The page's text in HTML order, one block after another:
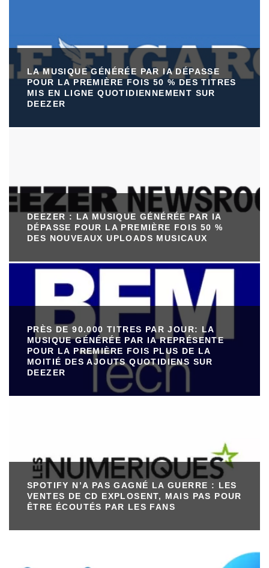
LA MUSIQUE GÉNÉRÉE PAR IA DÉPASSE
POUR LA PREMIÈRE FOIS 50 % DES TITRES
MIS EN LIGNE QUOTIDIENNEMENT SUR
DEEZER
DEEZER : LA MUSIQUE GÉNÉRÉE PAR IA
DÉPASSE POUR LA PREMIÈRE FOIS 50 %
DES NOUVEAUX UPLOADS MUSICAUX
PRÈS DE 90.000 TITRES PAR JOUR: LA
MUSIQUE GÉNÉRÉE PAR IA REPRÉSENTE
POUR LA PREMIÈRE FOIS PLUS DE LA
MOITIÉ DES AJOUTS QUOTIDIENS SUR
DEEZER
SPOTIFY N’A PAS GAGNÉ LA GUERRE : LES
VENTES DE CD EXPLOSENT, MAIS PAS POUR
ÊTRE ÉCOUTÉS PAR LES FANS